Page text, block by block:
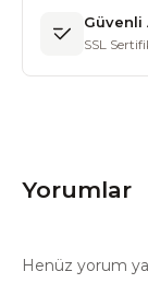
Güvenli
SSL
Yorumlar
Henüz yorum